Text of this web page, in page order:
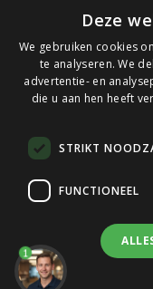
1
Deze
We gebruiken cookies
te analyseren. We
advertentie- en
die u aan hen heeft
STRIKT
FUNCTIONEEL